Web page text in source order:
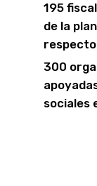
195
de la
300
sociales